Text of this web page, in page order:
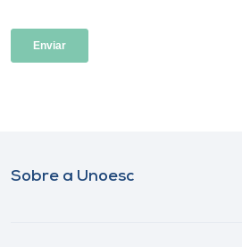
Sobre a Unoesc